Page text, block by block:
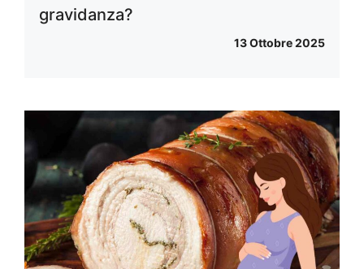
gravidanza?
13 Ottobre 2025